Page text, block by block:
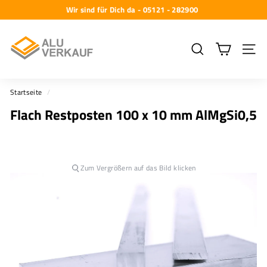
zum
Wir sind für Dich da - 05121 - 282900
l
-
V
e
Suche
Startseite /
Flach Restposten 100 x 10 mm AlMgSi0,5
Zum Vergrößern auf das Bild klicken